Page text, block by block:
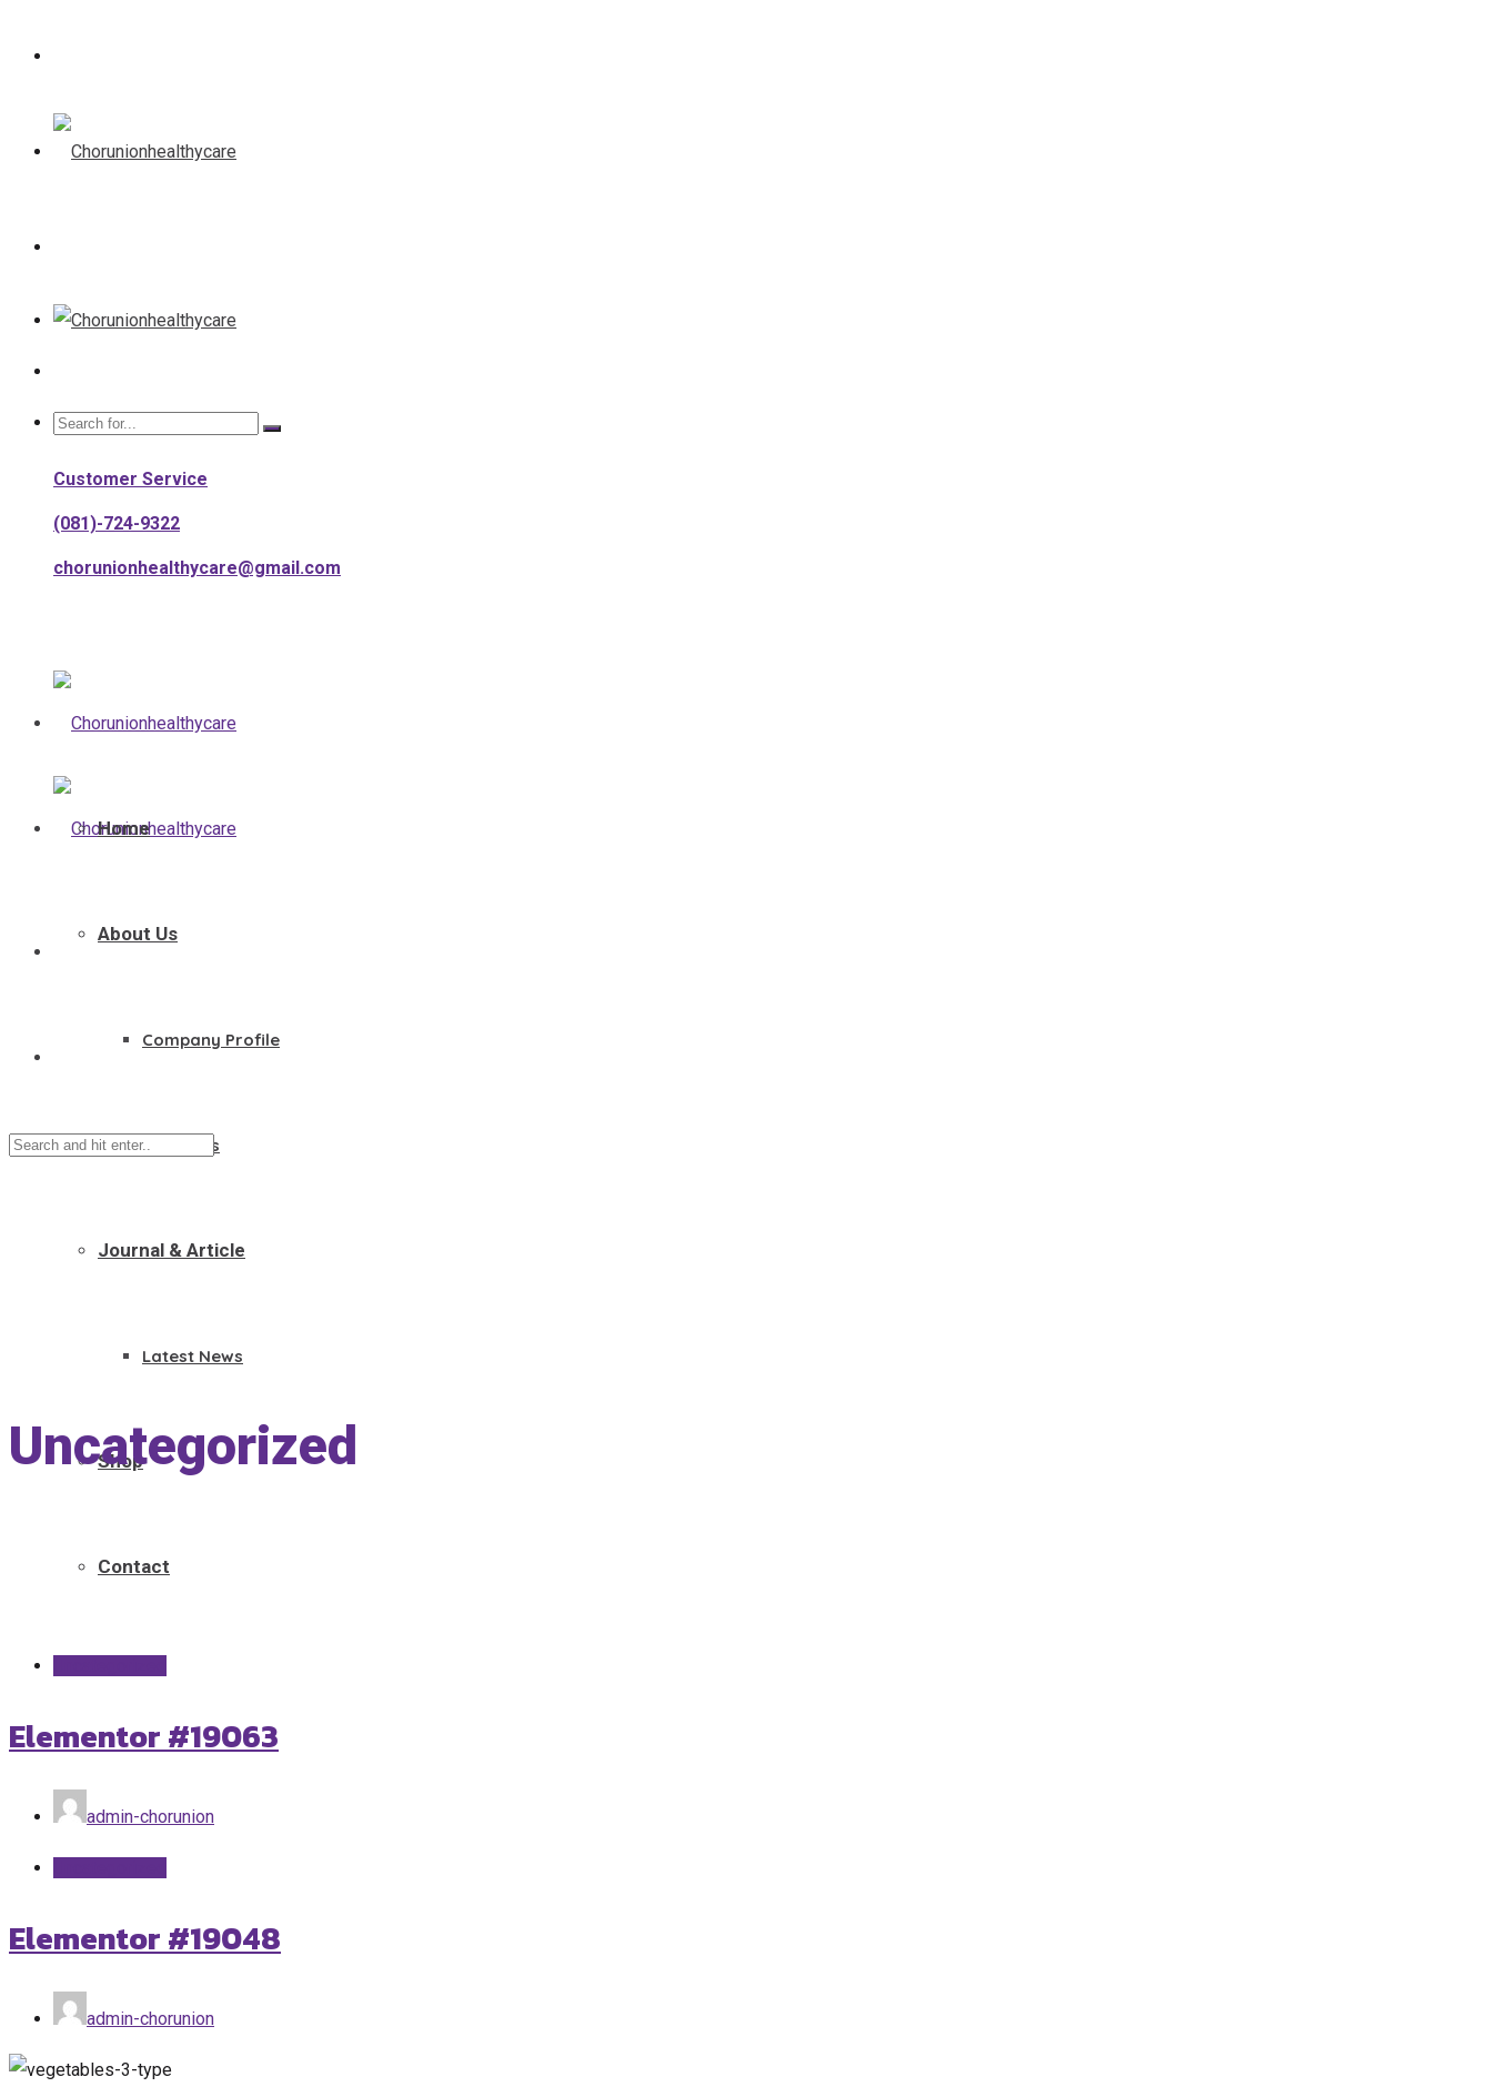
Customer Service
(081)-724-9322
chorunionhealthycare@gmail.com
Home
About Us
Company Profile
Founders
Journal & Article
Latest News
Shop
Contact
Uncategorized
Elementor #19063
admin-chorunion
Elementor #19048
admin-chorunion